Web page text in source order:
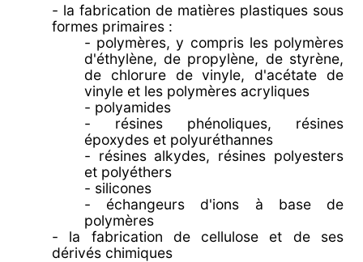
- la fabrication de matières plastiques sous
formes primaires :
- polymères, y compris les polymères
d'éthylène, de propylène, de styrène,
de chlorure de vinyle, d'acétate de
vinyle et les polymères acryliques
- polyamides
- résines phénoliques, résines
époxydes et polyuréthannes
- résines alkydes, résines polyesters
et polyéthers
- silicones
- échangeurs d'ions à base de
polymères
- la fabrication de cellulose et de ses
dérivés chimiques